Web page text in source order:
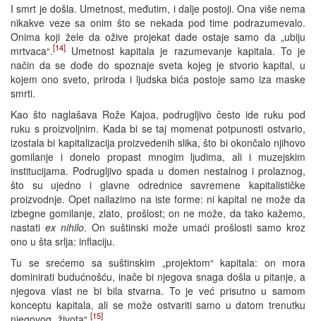
I smrt je došla. Umetnost, međutim, i dalje postoji. Ona više nema
nikakve veze sa onim što se nekada pod time podrazumevalo.
Onima koji žele da ožive projekat dade ostaje samo da „ubiju
mrtvaca“.[14] Umetnost kapitala je razumevanje kapitala. To je
način da se dođe do spoznaje sveta kojeg je stvorio kapital, u
kojem ono sveto, priroda i ljudska bića postoje samo iza maske
smrti.
Kao što naglašava Rože Kajoa, podrugljivo često ide ruku pod
ruku s proizvoljnim. Kada bi se taj momenat potpunosti ostvario,
izostala bi kapitalizacija proizvedenih slika, što bi okončalo njihovo
gomilanje i donelo propast mnogim ljudima, ali i muzejskim
institucijama. Podrugljivo spada u domen nestalnog i prolaznog,
što su ujedno i glavne odrednice savremene kapitalističke
proizvodnje. Opet nailazimo na iste forme: ni kapital ne može da
izbegne gomilanje, zlato, prošlost; on ne može, da tako kažemo,
nastati ex nihilo. On suštinski može umaći prošlosti samo kroz
ono u šta srlja: inflaciju.
Tu se srećemo sa suštinskim „projektom“ kapitala: on mora
dominirati budućnošću, inače bi njegova snaga došla u pitanje, a
njegova vlast ne bi bila stvarna. To je već prisutno u samom
konceptu kapitala, ali se može ostvariti samo u datom trenutku
[15]